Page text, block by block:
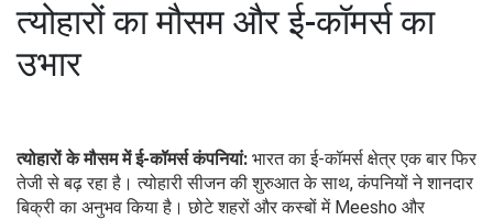
त्योहारों का मौसम और ई-कॉमर्स का
उभार
त्योहारों के मौसम में ई-कॉमर्स कंपनियां: भारत का ई-कॉमर्स क्षेत्र एक बार फिर
तेजी से बढ़ रहा है। त्योहारी सीजन की शुरुआत के साथ, कंपनियों ने शानदार
बिक्री का अनुभव किया है। छोटे शहरों और कस्बों में Meesho और